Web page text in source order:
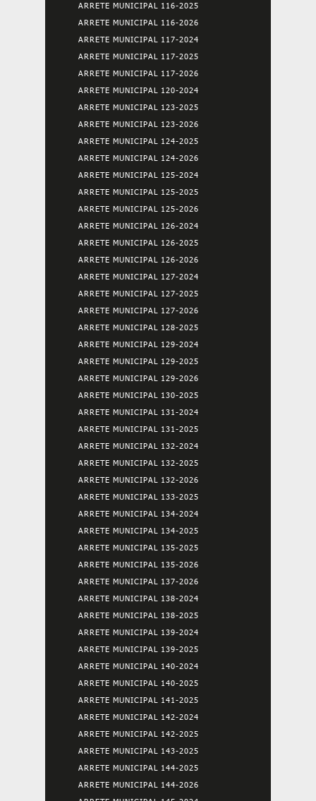
ARRETE MUNICIPAL 116-2025
ARRETE MUNICIPAL 116-2026
ARRETE MUNICIPAL 117-2024
ARRETE MUNICIPAL 117-2025
ARRETE MUNICIPAL 117-2026
ARRETE MUNICIPAL 120-2024
ARRETE MUNICIPAL 123-2025
ARRETE MUNICIPAL 123-2026
ARRETE MUNICIPAL 124-2025
ARRETE MUNICIPAL 124-2026
ARRETE MUNICIPAL 125-2024
ARRETE MUNICIPAL 125-2025
ARRETE MUNICIPAL 125-2026
ARRETE MUNICIPAL 126-2024
ARRETE MUNICIPAL 126-2025
ARRETE MUNICIPAL 126-2026
ARRETE MUNICIPAL 127-2024
ARRETE MUNICIPAL 127-2025
ARRETE MUNICIPAL 127-2026
ARRETE MUNICIPAL 128-2025
ARRETE MUNICIPAL 129-2024
ARRETE MUNICIPAL 129-2025
ARRETE MUNICIPAL 129-2026
ARRETE MUNICIPAL 130-2025
ARRETE MUNICIPAL 131-2024
ARRETE MUNICIPAL 131-2025
ARRETE MUNICIPAL 132-2024
ARRETE MUNICIPAL 132-2025
ARRETE MUNICIPAL 132-2026
ARRETE MUNICIPAL 133-2025
ARRETE MUNICIPAL 134-2024
ARRETE MUNICIPAL 134-2025
ARRETE MUNICIPAL 135-2025
ARRETE MUNICIPAL 135-2026
ARRETE MUNICIPAL 137-2026
ARRETE MUNICIPAL 138-2024
ARRETE MUNICIPAL 138-2025
ARRETE MUNICIPAL 139-2024
ARRETE MUNICIPAL 139-2025
ARRETE MUNICIPAL 140-2024
ARRETE MUNICIPAL 140-2025
ARRETE MUNICIPAL 141-2025
ARRETE MUNICIPAL 142-2024
ARRETE MUNICIPAL 142-2025
ARRETE MUNICIPAL 143-2025
ARRETE MUNICIPAL 144-2025
ARRETE MUNICIPAL 144-2026